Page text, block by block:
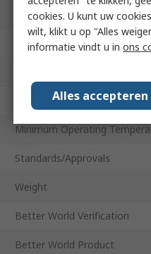
Power
Depth
Efficiency
Minimum Operating
Standards/Approvals
Weight
Better World Verification
Better World Product
cookies. U kunt uw
wilt, klikt u op "Alles
informatie vindt u in ons
Alles accepteren